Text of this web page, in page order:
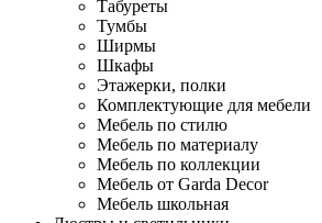
Табуреты
Тумбы
Ширмы
Шкафы
Этажерки, полки
Комплектующие для мебели
Мебель по стилю
Мебель по материалу
Мебель по коллекции
Мебель от Garda Decor
Мебель школьная